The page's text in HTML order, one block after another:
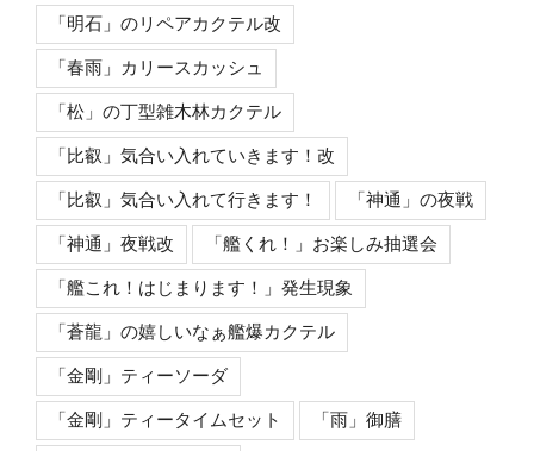
「明石」のリペアカクテル改
「春雨」カリースカッシュ
「松」の丁型雑木林カクテル
「比叡」気合い入れていきます！改
「比叡」気合い入れて行きます！ 「神通」の夜戦
「神通」夜戦改 「艦くれ！」お楽しみ抽選会
「艦これ！はじまります！」発生現象
「蒼龍」の嬉しいなぁ艦爆カクテル
「金剛」ティーソーダ
「金剛」ティータイムセット 「雨」御膳